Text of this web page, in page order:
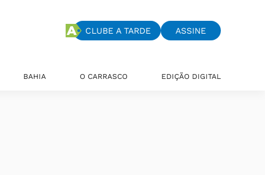
CLUBE A TARDE ASSINE
BAHIA O CARRASCO EDIÇÃO DIGITAL